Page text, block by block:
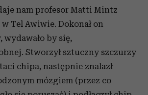
nam profesor Matti Mintz
Tel Awiwie. Dokonał on
wydawało by się,
Stworzył sztuczny szczurzy
chipa, następnie znalazł
mózgiem (przez co